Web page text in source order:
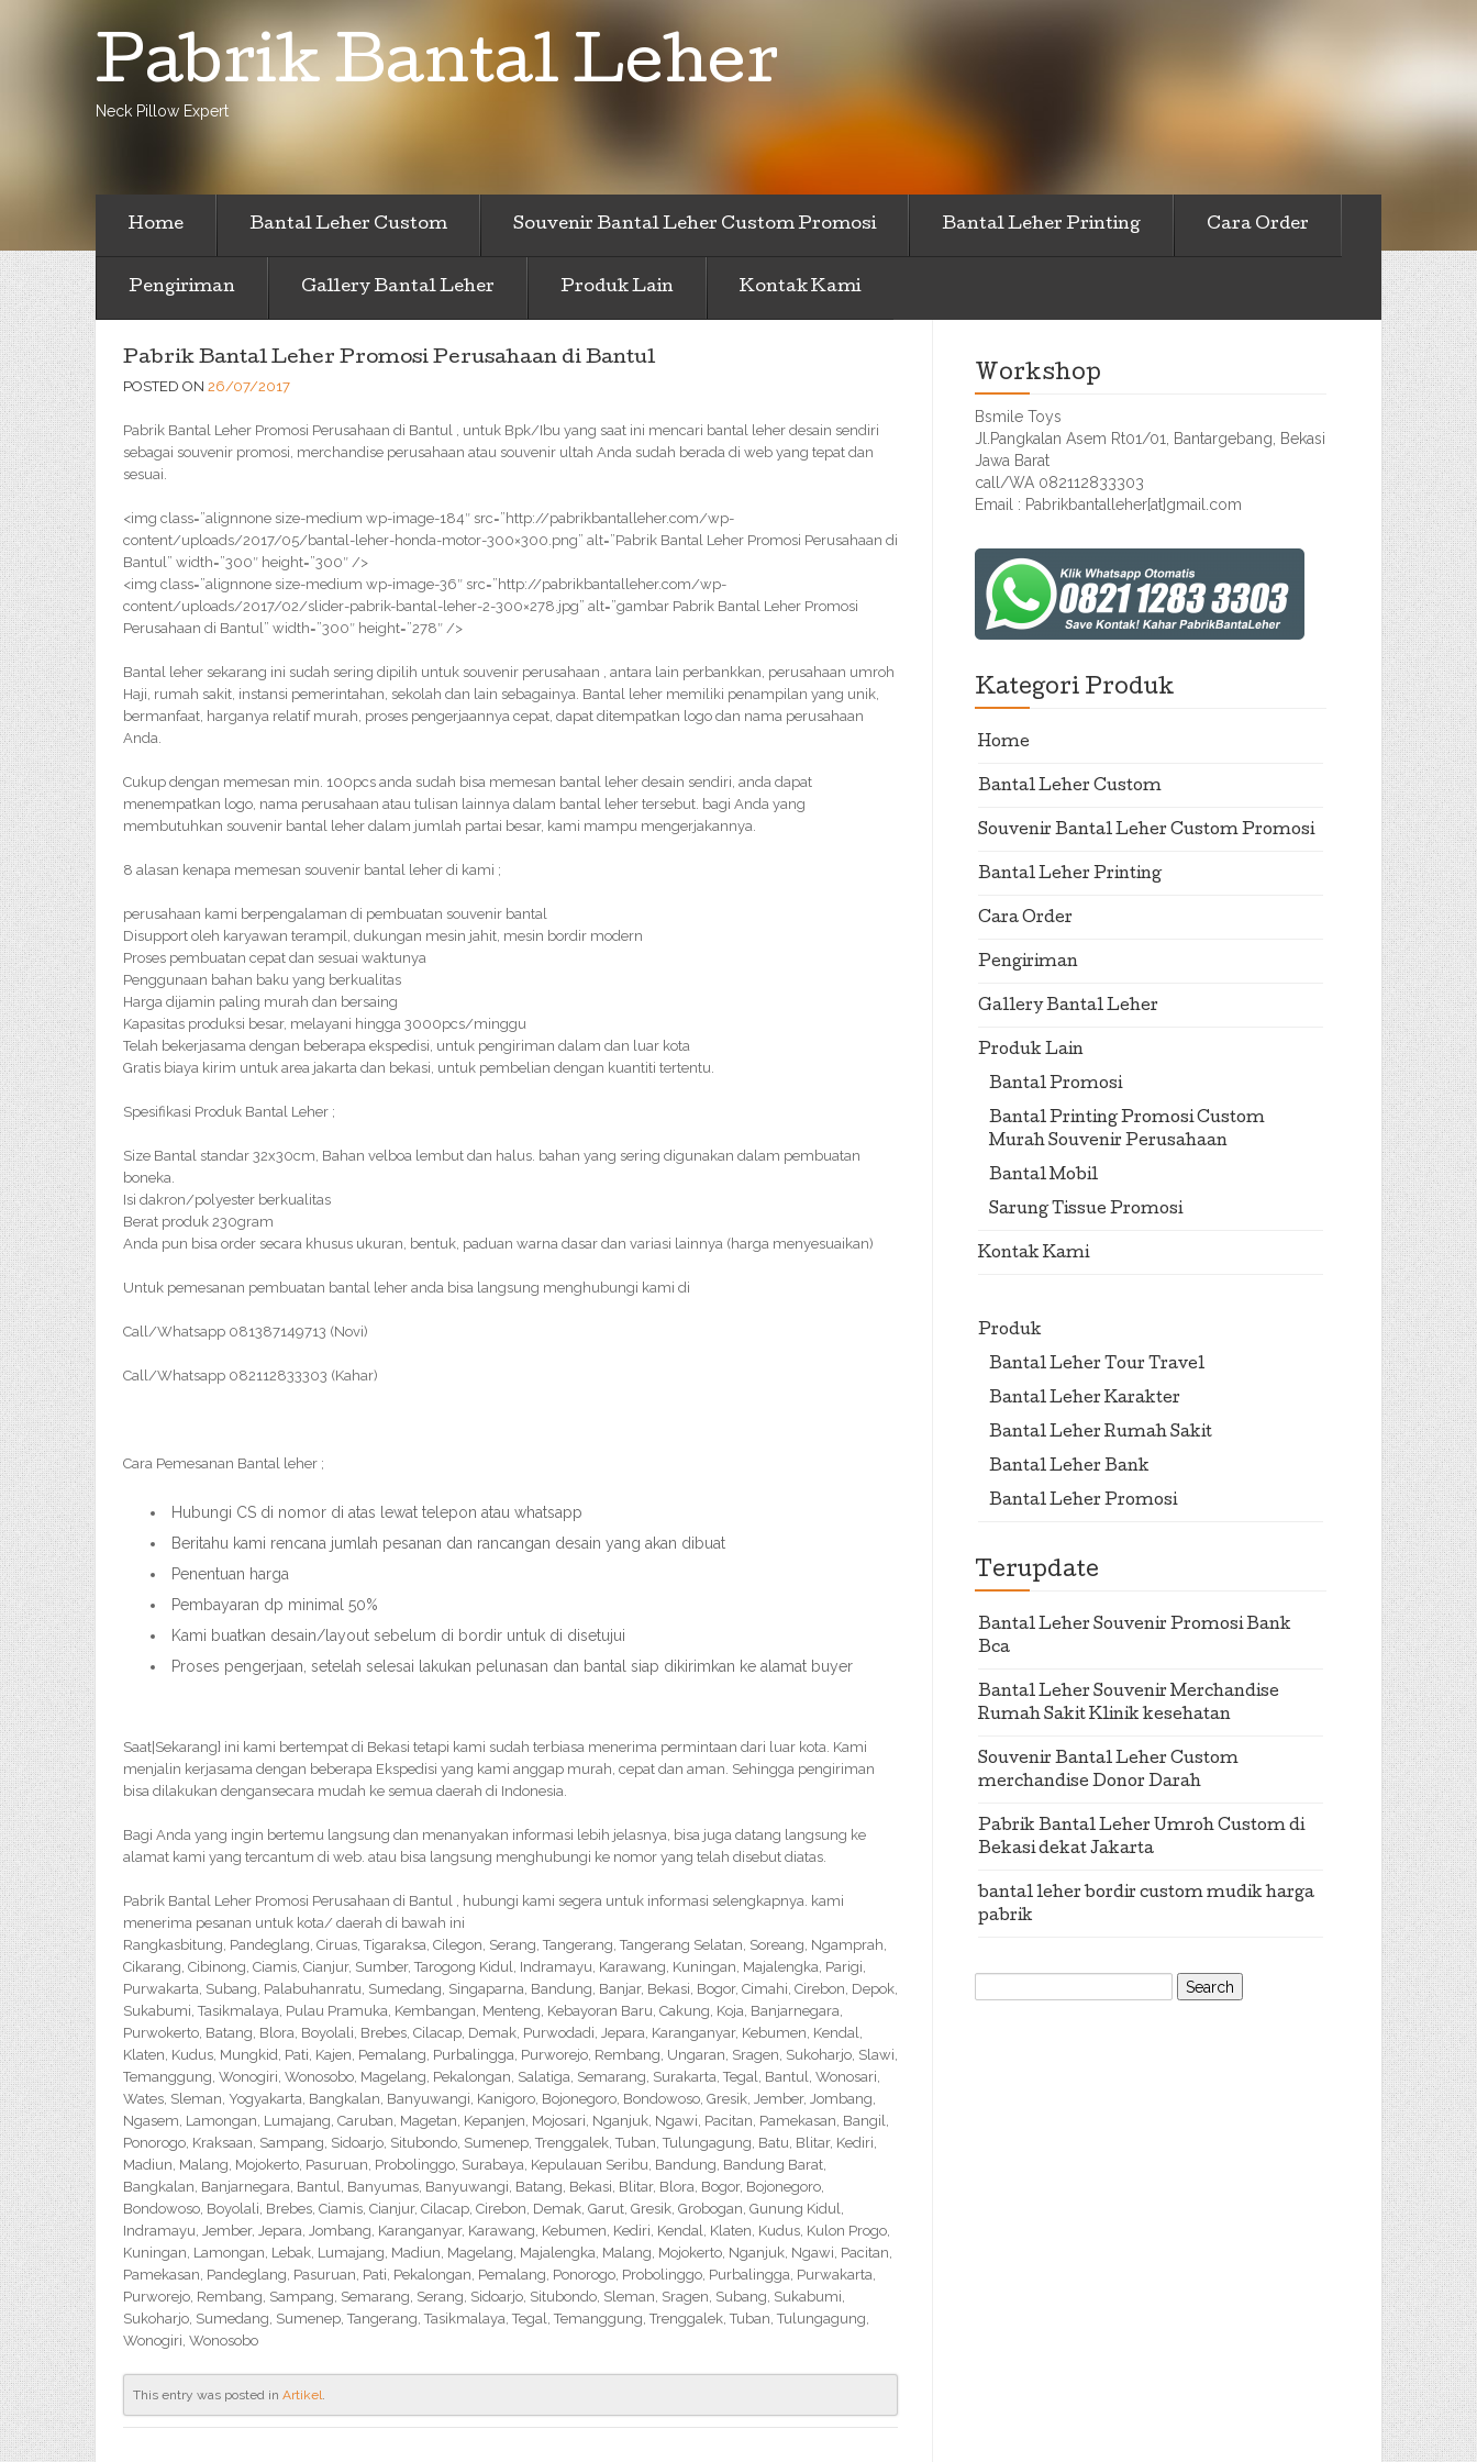
Pabrik Bantal Leher
Neck Pillow Expert
Home Bantal Leher Custom Souvenir Bantal Leher Custom Promosi Bantal Leher Printing Cara Order
Pengiriman Gallery Bantal Leher Produk Lain Kontak Kami
Pabrik Bantal Leher Promosi Perusahaan di Bantul
POSTED ON 26/07/2017
Pabrik Bantal Leher Promosi Perusahaan di Bantul , untuk Bpk/Ibu yang saat ini mencari bantal leher desain sendiri
sebagai souvenir promosi, merchandise perusahaan atau souvenir ultah Anda sudah berada di web yang tepat dan
sesuai.
<img class=”alignnone size-medium wp-image-184″ src=”http://pabrikbantalleher.com/wp-
content/uploads/2017/05/bantal-leher-honda-motor-300×300.png” alt=”Pabrik Bantal Leher Promosi Perusahaan di
Bantul” width=”300″ height=”300″ />
<img class=”alignnone size-medium wp-image-36″ src=”http://pabrikbantalleher.com/wp-
content/uploads/2017/02/slider-pabrik-bantal-leher-2-300×278.jpg” alt=”gambar Pabrik Bantal Leher Promosi
Perusahaan di Bantul” width=”300″ height=”278″ />
Bantal leher sekarang ini sudah sering dipilih untuk souvenir perusahaan , antara lain perbankkan, perusahaan umroh
Haji, rumah sakit, instansi pemerintahan, sekolah dan lain sebagainya. Bantal leher memiliki penampilan yang unik,
bermanfaat, harganya relatif murah, proses pengerjaannya cepat, dapat ditempatkan logo dan nama perusahaan
Anda.
Cukup dengan memesan min. 100pcs anda sudah bisa memesan bantal leher desain sendiri, anda dapat
menempatkan logo, nama perusahaan atau tulisan lainnya dalam bantal leher tersebut. bagi Anda yang
membutuhkan souvenir bantal leher dalam jumlah partai besar, kami mampu mengerjakannya.
8 alasan kenapa memesan souvenir bantal leher di kami ;
perusahaan kami berpengalaman di pembuatan souvenir bantal
Disupport oleh karyawan terampil, dukungan mesin jahit, mesin bordir modern
Proses pembuatan cepat dan sesuai waktunya
Penggunaan bahan baku yang berkualitas
Harga dijamin paling murah dan bersaing
Kapasitas produksi besar, melayani hingga 3000pcs/minggu
Telah bekerjasama dengan beberapa ekspedisi, untuk pengiriman dalam dan luar kota
Gratis biaya kirim untuk area jakarta dan bekasi, untuk pembelian dengan kuantiti tertentu.
Spesifikasi Produk Bantal Leher ;
Size Bantal standar 32x30cm, Bahan velboa lembut dan halus. bahan yang sering digunakan dalam pembuatan
boneka.
Isi dakron/polyester berkualitas
Berat produk 230gram
Anda pun bisa order secara khusus ukuran, bentuk, paduan warna dasar dan variasi lainnya (harga menyesuaikan)
Untuk pemesanan pembuatan bantal leher anda bisa langsung menghubungi kami di
Call/Whatsapp 081387149713 (Novi)
Call/Whatsapp 082112833303 (Kahar)
Cara Pemesanan Bantal leher ;
Hubungi CS di nomor di atas lewat telepon atau whatsapp
Beritahu kami rencana jumlah pesanan dan rancangan desain yang akan dibuat
Penentuan harga
Pembayaran dp minimal 50%
Kami buatkan desain/layout sebelum di bordir untuk di disetujui
Proses pengerjaan, setelah selesai lakukan pelunasan dan bantal siap dikirimkan ke alamat buyer
Saat|Sekarang} ini kami bertempat di Bekasi tetapi kami sudah terbiasa menerima permintaan dari luar kota. Kami
menjalin kerjasama dengan beberapa Ekspedisi yang kami anggap murah, cepat dan aman. Sehingga pengiriman
bisa dilakukan dengansecara mudah ke semua daerah di Indonesia.
Bagi Anda yang ingin bertemu langsung dan menanyakan informasi lebih jelasnya, bisa juga datang langsung ke
alamat kami yang tercantum di web. atau bisa langsung menghubungi ke nomor yang telah disebut diatas.
Pabrik Bantal Leher Promosi Perusahaan di Bantul , hubungi kami segera untuk informasi selengkapnya. kami
menerima pesanan untuk kota/ daerah di bawah ini
Rangkasbitung, Pandeglang, Ciruas, Tigaraksa, Cilegon, Serang, Tangerang, Tangerang Selatan, Soreang, Ngamprah,
Cikarang, Cibinong, Ciamis, Cianjur, Sumber, Tarogong Kidul, Indramayu, Karawang, Kuningan, Majalengka, Parigi,
Purwakarta, Subang, Palabuhanratu, Sumedang, Singaparna, Bandung, Banjar, Bekasi, Bogor, Cimahi, Cirebon, Depok,
Sukabumi, Tasikmalaya, Pulau Pramuka, Kembangan, Menteng, Kebayoran Baru, Cakung, Koja, Banjarnegara,
Purwokerto, Batang, Blora, Boyolali, Brebes, Cilacap, Demak, Purwodadi, Jepara, Karanganyar, Kebumen, Kendal,
Klaten, Kudus, Mungkid, Pati, Kajen, Pemalang, Purbalingga, Purworejo, Rembang, Ungaran, Sragen, Sukoharjo, Slawi,
Temanggung, Wonogiri, Wonosobo, Magelang, Pekalongan, Salatiga, Semarang, Surakarta, Tegal, Bantul, Wonosari,
Wates, Sleman, Yogyakarta, Bangkalan, Banyuwangi, Kanigoro, Bojonegoro, Bondowoso, Gresik, Jember, Jombang,
Ngasem, Lamongan, Lumajang, Caruban, Magetan, Kepanjen, Mojosari, Nganjuk, Ngawi, Pacitan, Pamekasan, Bangil,
Ponorogo, Kraksaan, Sampang, Sidoarjo, Situbondo, Sumenep, Trenggalek, Tuban, Tulungagung, Batu, Blitar, Kediri,
Madiun, Malang, Mojokerto, Pasuruan, Probolinggo, Surabaya, Kepulauan Seribu, Bandung, Bandung Barat,
Bangkalan, Banjarnegara, Bantul, Banyumas, Banyuwangi, Batang, Bekasi, Blitar, Blora, Bogor, Bojonegoro,
Bondowoso, Boyolali, Brebes, Ciamis, Cianjur, Cilacap, Cirebon, Demak, Garut, Gresik, Grobogan, Gunung Kidul,
Indramayu, Jember, Jepara, Jombang, Karanganyar, Karawang, Kebumen, Kediri, Kendal, Klaten, Kudus, Kulon Progo,
Kuningan, Lamongan, Lebak, Lumajang, Madiun, Magelang, Majalengka, Malang, Mojokerto, Nganjuk, Ngawi, Pacitan,
Pamekasan, Pandeglang, Pasuruan, Pati, Pekalongan, Pemalang, Ponorogo, Probolinggo, Purbalingga, Purwakarta,
Purworejo, Rembang, Sampang, Semarang, Serang, Sidoarjo, Situbondo, Sleman, Sragen, Subang, Sukabumi,
Sukoharjo, Sumedang, Sumenep, Tangerang, Tasikmalaya, Tegal, Temanggung, Trenggalek, Tuban, Tulungagung,
Wonogiri, Wonosobo
This entry was posted in Artikel.
Workshop
Bsmile Toys
Jl.Pangkalan Asem Rt01/01, Bantargebang, Bekasi
Jawa Barat
call/WA 082112833303
Email : Pabrikbantalleher[at]gmail.com
Kategori Produk
Home
Bantal Leher Custom
Souvenir Bantal Leher Custom Promosi
Bantal Leher Printing
Cara Order
Pengiriman
Gallery Bantal Leher
Produk Lain
Bantal Promosi
Bantal Printing Promosi Custom
Murah Souvenir Perusahaan
Bantal Mobil
Sarung Tissue Promosi
Kontak Kami
Produk
Bantal Leher Tour Travel
Bantal Leher Karakter
Bantal Leher Rumah Sakit
Bantal Leher Bank
Bantal Leher Promosi
Terupdate
Bantal Leher Souvenir Promosi Bank
Bca
Bantal Leher Souvenir Merchandise
Rumah Sakit Klinik kesehatan
Souvenir Bantal Leher Custom
merchandise Donor Darah
Pabrik Bantal Leher Umroh Custom di
Bekasi dekat Jakarta
bantal leher bordir custom mudik harga
pabrik
Search
for: